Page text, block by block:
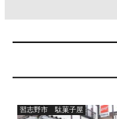
習志野市 駄菓子屋